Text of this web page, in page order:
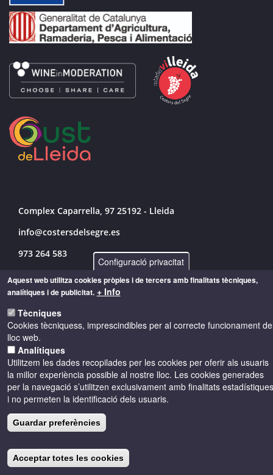
Complex Caparrella, 97 25192 - Lleida
info@costersdelsegre.es
973 264 583
© Copyright 2026 - Drets reservats
Accessibilitat Avís legal Cookies
Política de privacitat
Configuració privacitat
Aquest web utilitza cookies pròpies i de tercers amb finalitats tècniques,
analítiques i de publicitat. + Info
Tècniques
Cookies tècniquess, imprescindibles per al correcte funcionament
lloc web.
Analítiques
Utilitzem les dades recopilades per les cookies per oferir als usuaris
la millor experiència possible al nostre lloc. Les cookies generades
per la navegació s’utilitzen exclusivament amb finalitats estadístiques
i no permeten la identificació dels usuaris.
Guardar preferències
Acceptar totes les cookies